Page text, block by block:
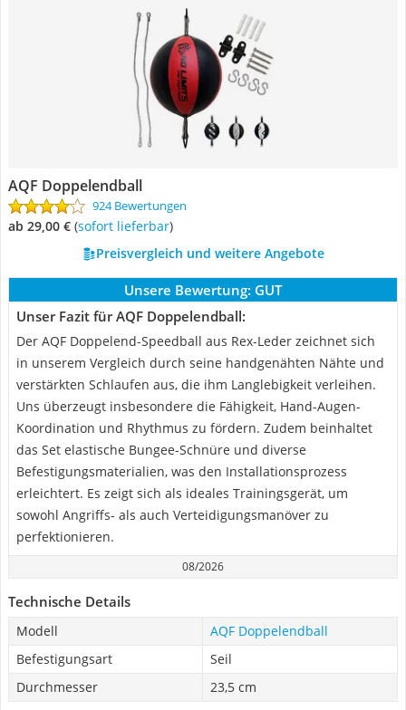
AQF Doppelendball
924 Bewertungen
ab 29,00 € ( Sofort lieferbar)
Preisvergleich und weitere Angebote
Unsere Bewertung: GUT
Unser Fazit für AQF Doppelendball:
Der AQF Doppelend-Speedball aus Rex-Leder zeichnet sich
in unserem Vergleich durch seine handgenähten Nähte und
verstärkten Schlaufen aus, die ihm Langlebigkeit verleihen.
Uns überzeugt insbesondere die Fähigkeit, Hand-Augen-
Koordination und Rhythmus zu fördern. Zudem beinhaltet
das Set elastische Bungee-Schnüre und diverse
Befestigungsmaterialien, was den Installationsprozess
erleichtert. Es zeigt sich als ideales Trainingsgerät, um
sowohl Angriffs- als auch Verteidigungsmanöver zu
perfektionieren.
08/2026
Technische Details
Modell
AQF Doppelendball
Befestigungsart
Seil
Durchmesser
23,5 cm